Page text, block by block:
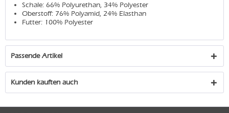
Schale: 66% Polyurethan, 34% Polyester
Oberstoff: 76% Polyamid, 24% Elasthan
Futter: 100% Polyester
Passende Artikel
Kunden kauften auch